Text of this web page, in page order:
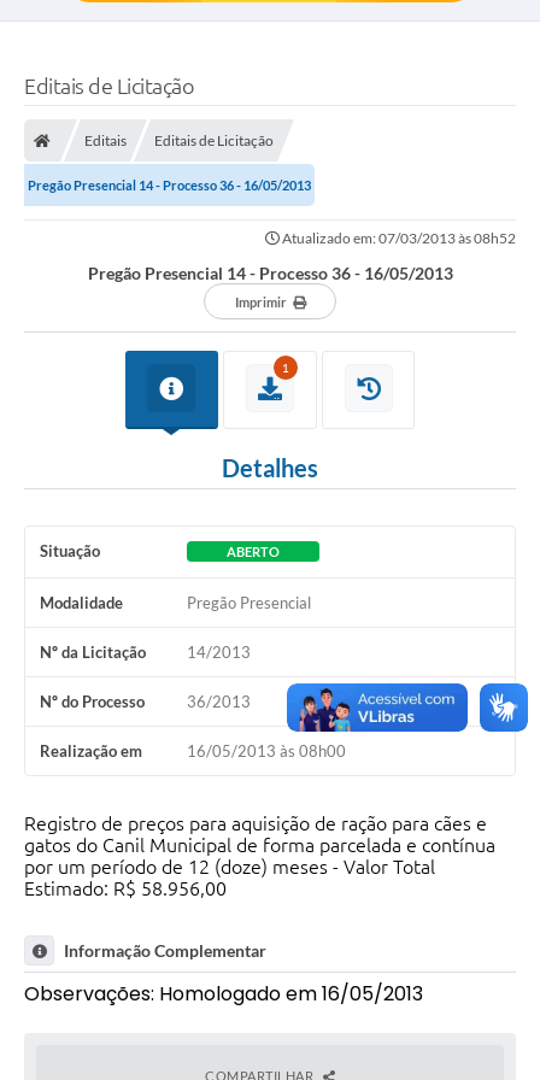
Editais de Licitação
Editais Editais de Licitação
Pregão Presencial 14 - Processo 36 - 16/05/2013
Atualizado em: 07/03/2013 às 08h52
Pregão Presencial 14 - Processo 36 - 16/05/2013
Imprimir
1
Detalhes
Situação ABERTO
Modalidade Pregão Presencial
Nº da Licitação 14/2013
Nº do Processo 36/2013
Realização em 16/05/2013 às 08h00
Registro de preços para aquisição de ração para cães e
gatos do Canil Municipal de forma parcelada e contínua
por um período de 12 (doze) meses - Valor Total
Estimado: R$ 58.956,00
Informação Complementar
Observações: Homologado em 16/05/2013
COMPARTILHAR